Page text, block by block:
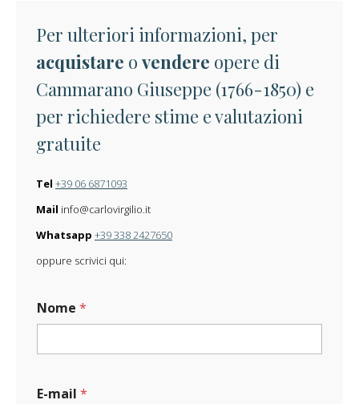
Per ulteriori informazioni, per
acquistare o vendere opere di
Cammarano Giuseppe (1766-1850) e
per richiedere stime e valutazioni
gratuite
Tel +39 06 6871093
Mail info@carlovirgilio.it
Whatsapp +39 338 2427650
oppure scrivici qui:
Nome *
E-mail *